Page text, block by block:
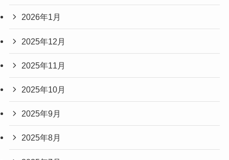
2026年1月
2025年12月
2025年11月
2025年10月
2025年9月
2025年8月